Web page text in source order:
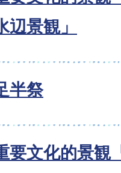
辺景観」
半祭
要文化的景観